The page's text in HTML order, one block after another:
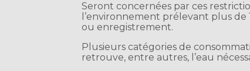
Seront concernées par ces
l’environnement prélevant plus de
ou enregistrement.
Plusieurs catégories de
retrouve, entre autres, l’eau